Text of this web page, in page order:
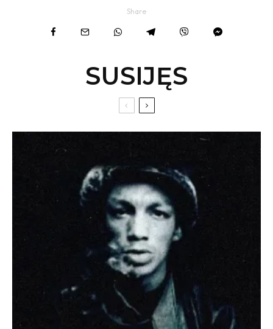
Share
SUSIJĘS